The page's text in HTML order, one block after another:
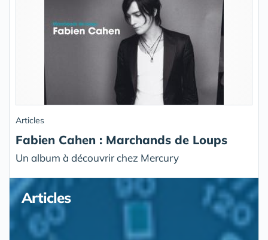
Articles
Fabien Cahen : Marchands de Loups
Un album à découvrir chez Mercury
Articles